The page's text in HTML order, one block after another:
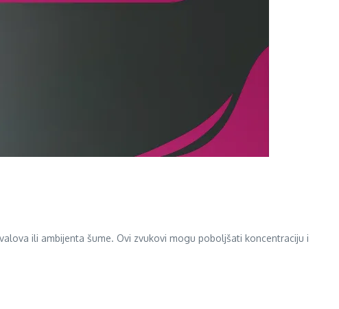
ili ambijenta šume. Ovi zvukovi mogu poboljšati koncentraciju i